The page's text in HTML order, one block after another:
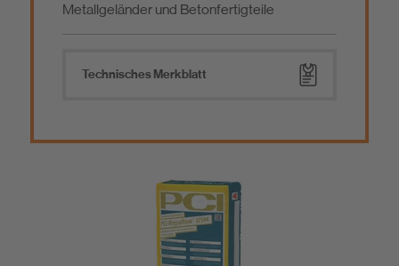
Metallgeländer und Betonfertigteile
Technisches Merkblatt